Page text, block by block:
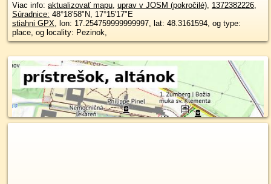
Viac info: aktualizovať mapu, uprav v JOSM (pokročilé), 1372382226,
Súradnice: 48°18'58"N, 17°15'17"E
stiahni GPX, lon: 17.254759999999997, lat: 48.3161594, og type:
place, og locality: Pezinok,